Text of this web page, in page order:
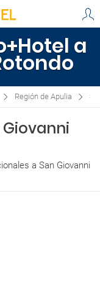
a
Región de Apulia
Giovanni
a San Giovanni